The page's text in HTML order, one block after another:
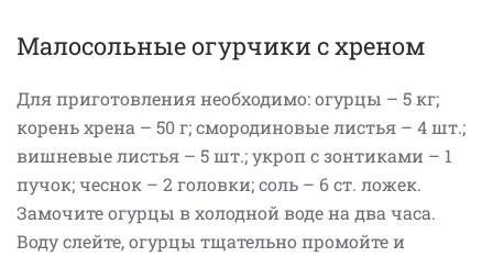
Малосольные огурчики с хреном
Для приготовления необходимо: огурцы – 5 кг;
корень хрена – 50 г; смородиновые листья – 4 шт.;
вишневые листья – 5 шт.; укроп с зонтиками – 1
пучок; чеснок – 2 головки; соль – 6 ст. ложек.
Замочите огурцы в холодной воде на два часа.
Воду слейте, огурцы тщательно промойте и